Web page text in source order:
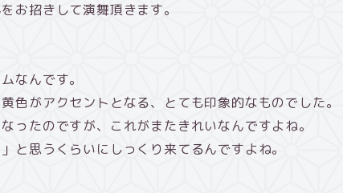
お招きして演舞頂きます。
なんです。
色がアクセントとなる、とても印象的なものでした。
ったのですが、これがまたきれいなんですよね。
と思うくらいにしっくり来てるんですよね。